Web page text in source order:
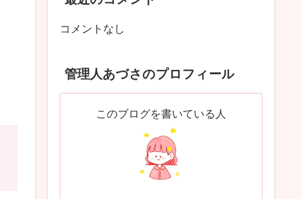
コメントなし
管理人あづさのプロフィール
このブログを書いている人